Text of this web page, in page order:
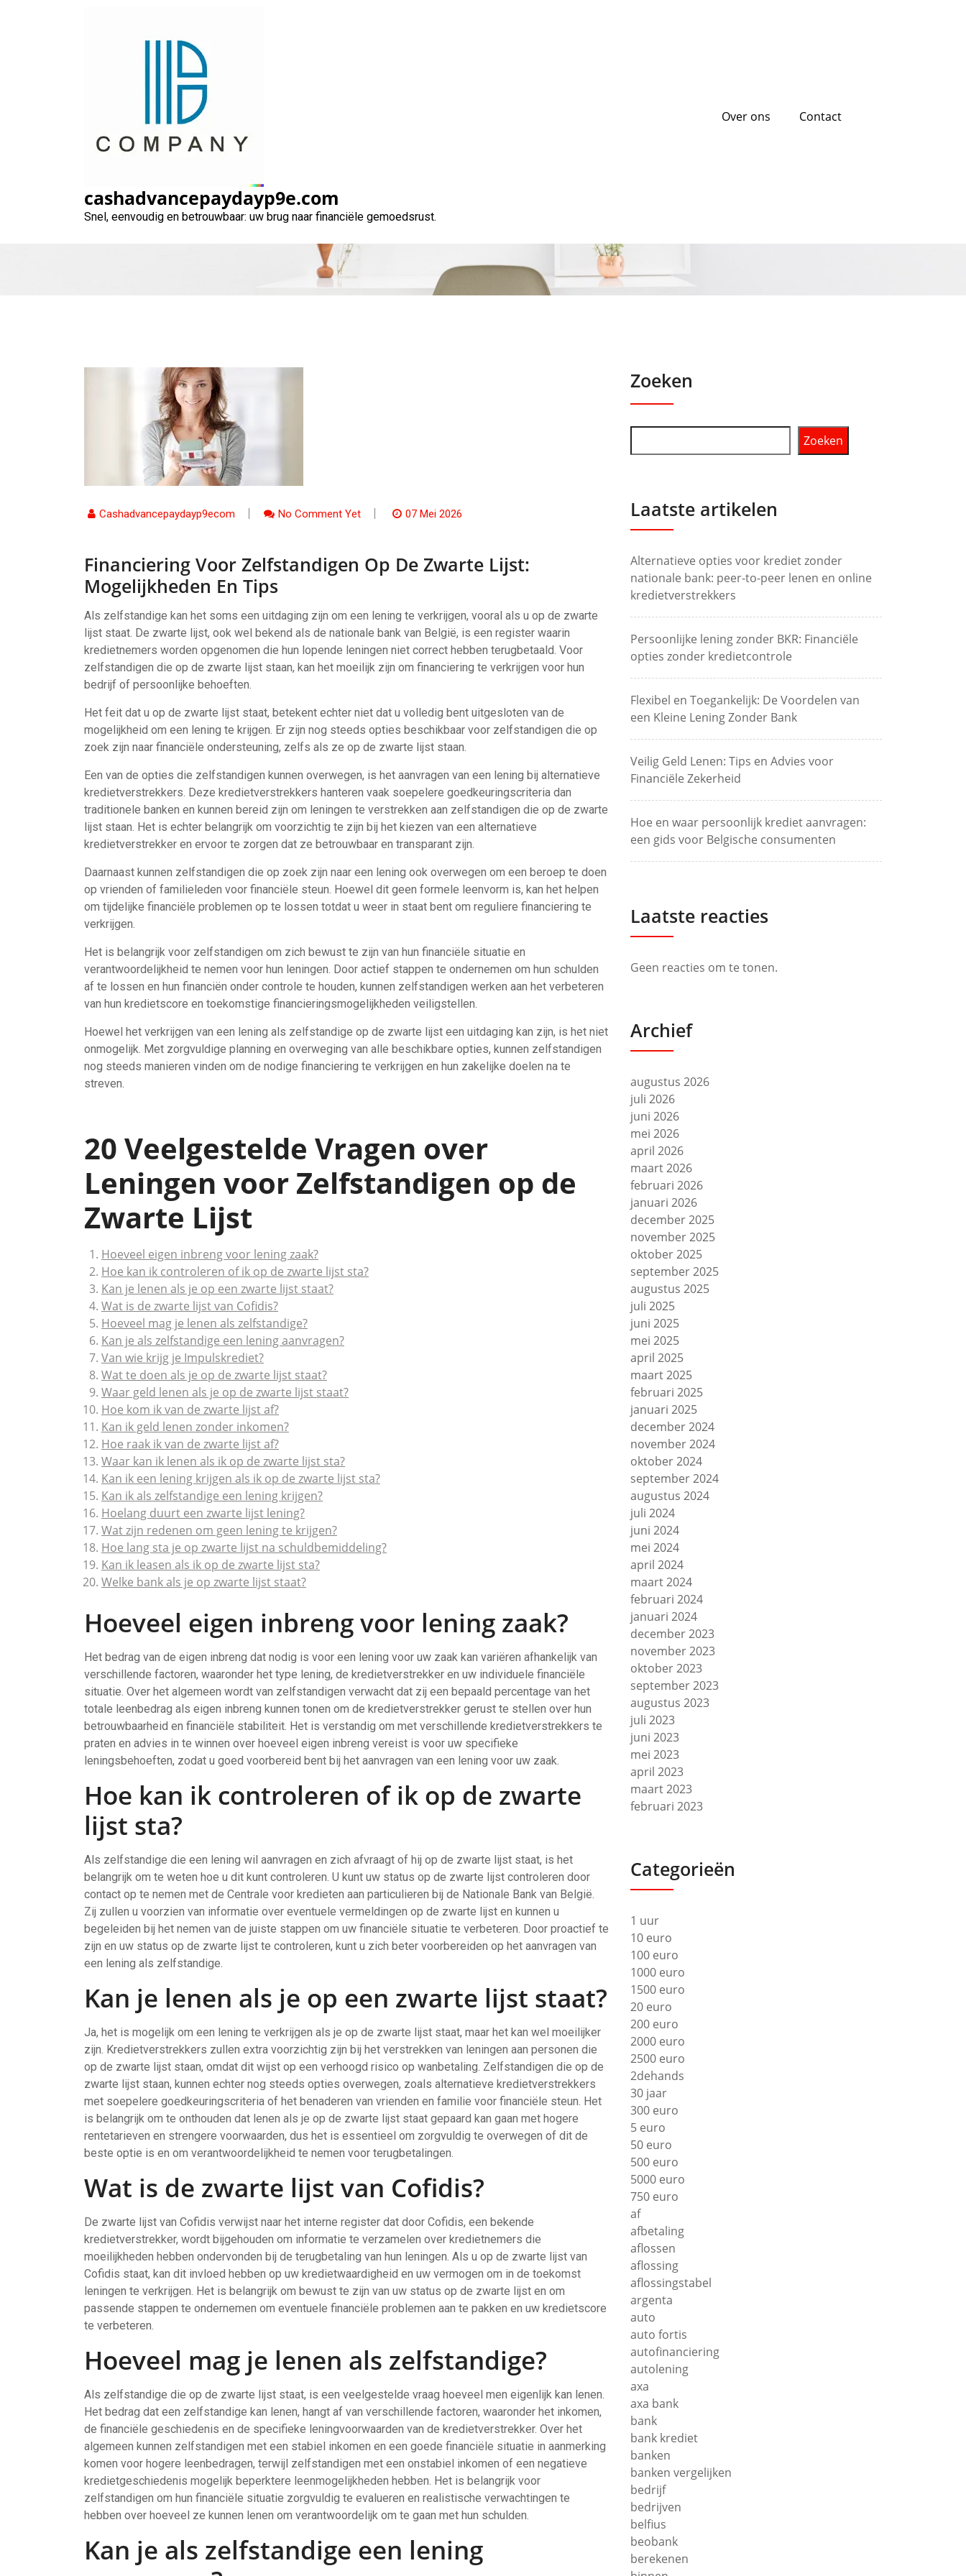
cashadvancepaydayp9e.com
Snel, eenvoudig en betrouwbaar: uw brug naar financiële gemoedsrust.
Over ons Contact
Financiering voor zelfstandigen op de zwarte lijst:
Mogelijkheden en tips
Cashadvancepaydayp9ecom No Comment Yet 07 Mei 2026
Financiering Voor Zelfstandigen Op De Zwarte Lijst:
Mogelijkheden En Tips
Als zelfstandige kan het soms een uitdaging zijn om een lening te verkrijgen, vooral als u op de zwarte
lijst staat. De zwarte lijst, ook wel bekend als de nationale bank van België, is een register waarin
kredietnemers worden opgenomen die hun lopende leningen niet correct hebben terugbetaald. Voor
zelfstandigen die op de zwarte lijst staan, kan het moeilijk zijn om financiering te verkrijgen voor hun
bedrijf of persoonlijke behoeften.
Het feit dat u op de zwarte lijst staat, betekent echter niet dat u volledig bent uitgesloten van de
mogelijkheid om een lening te krijgen. Er zijn nog steeds opties beschikbaar voor zelfstandigen die op
zoek zijn naar financiële ondersteuning, zelfs als ze op de zwarte lijst staan.
Een van de opties die zelfstandigen kunnen overwegen, is het aanvragen van een lening bij alternatieve
kredietverstrekkers. Deze kredietverstrekkers hanteren vaak soepelere goedkeuringscriteria dan
traditionele banken en kunnen bereid zijn om leningen te verstrekken aan zelfstandigen die op de zwarte
lijst staan. Het is echter belangrijk om voorzichtig te zijn bij het kiezen van een alternatieve
kredietverstrekker en ervoor te zorgen dat ze betrouwbaar en transparant zijn.
Daarnaast kunnen zelfstandigen die op zoek zijn naar een lening ook overwegen om een beroep te doen
op vrienden of familieleden voor financiële steun. Hoewel dit geen formele leenvorm is, kan het helpen
om tijdelijke financiële problemen op te lossen totdat u weer in staat bent om reguliere financiering te
verkrijgen.
Het is belangrijk voor zelfstandigen om zich bewust te zijn van hun financiële situatie en
verantwoordelijkheid te nemen voor hun leningen. Door actief stappen te ondernemen om hun schulden
af ​​te lossen en hun financiën onder controle te houden, kunnen zelfstandigen werken aan het verbeteren
van hun kredietscore en toekomstige financieringsmogelijkheden veiligstellen.
Hoewel het verkrijgen van een lening als zelfstandige op de zwarte lijst een uitdaging kan zijn, is het niet
onmogelijk. Met zorgvuldige planning en overweging van alle beschikbare opties, kunnen zelfstandigen
nog steeds manieren vinden om de nodige financiering te verkrijgen en hun zakelijke doelen na te
streven.
20 Veelgestelde Vragen over
Leningen voor Zelfstandigen op de
Zwarte Lijst
Hoeveel eigen inbreng voor lening zaak?
Hoe kan ik controleren of ik op de zwarte lijst sta?
Kan je lenen als je op een zwarte lijst staat?
Wat is de zwarte lijst van Cofidis?
Hoeveel mag je lenen als zelfstandige?
Kan je als zelfstandige een lening aanvragen?
Van wie krijg je Impulskrediet?
Wat te doen als je op de zwarte lijst staat?
Waar geld lenen als je op de zwarte lijst staat?
Hoe kom ik van de zwarte lijst af?
Kan ik geld lenen zonder inkomen?
Hoe raak ik van de zwarte lijst af?
Waar kan ik lenen als ik op de zwarte lijst sta?
Kan ik een lening krijgen als ik op de zwarte lijst sta?
Kan ik als zelfstandige een lening krijgen?
Hoelang duurt een zwarte lijst lening?
Wat zijn redenen om geen lening te krijgen?
Hoe lang sta je op zwarte lijst na schuldbemiddeling?
Kan ik leasen als ik op de zwarte lijst sta?
Welke bank als je op zwarte lijst staat?
Hoeveel eigen inbreng voor lening zaak?
Het bedrag van de eigen inbreng dat nodig is voor een lening voor uw zaak kan variëren afhankelijk van
verschillende factoren, waaronder het type lening, de kredietverstrekker en uw individuele financiële
situatie. Over het algemeen wordt van zelfstandigen verwacht dat zij een bepaald percentage van het
totale leenbedrag als eigen inbreng kunnen tonen om de kredietverstrekker gerust te stellen over hun
betrouwbaarheid en financiële stabiliteit. Het is verstandig om met verschillende kredietverstrekkers te
praten en advies in te winnen over hoeveel eigen inbreng vereist is voor uw specifieke
leningsbehoeften, zodat u goed voorbereid bent bij het aanvragen van een lening voor uw zaak.
Hoe kan ik controleren of ik op de zwarte
lijst sta?
Als zelfstandige die een lening wil aanvragen en zich afvraagt of hij op de zwarte lijst staat, is het
belangrijk om te weten hoe u dit kunt controleren. U kunt uw status op de zwarte lijst controleren door
contact op te nemen met de Centrale voor kredieten aan particulieren bij de Nationale Bank van België.
Zij zullen u voorzien van informatie over eventuele vermeldingen op de zwarte lijst en kunnen u
begeleiden bij het nemen van de juiste stappen om uw financiële situatie te verbeteren. Door proactief te
zijn en uw status op de zwarte lijst te controleren, kunt u zich beter voorbereiden op het aanvragen van
een lening als zelfstandige.
Kan je lenen als je op een zwarte lijst staat?
Ja, het is mogelijk om een lening te verkrijgen als je op de zwarte lijst staat, maar het kan wel moeilijker
zijn. Kredietverstrekkers zullen extra voorzichtig zijn bij het verstrekken van leningen aan personen die
op de zwarte lijst staan, omdat dit wijst op een verhoogd risico op wanbetaling. Zelfstandigen die op de
zwarte lijst staan, kunnen echter nog steeds opties overwegen, zoals alternatieve kredietverstrekkers
met soepelere goedkeuringscriteria of het benaderen van vrienden en familie voor financiële steun. Het
is belangrijk om te onthouden dat lenen als je op de zwarte lijst staat gepaard kan gaan met hogere
rentetarieven en strengere voorwaarden, dus het is essentieel om zorgvuldig te overwegen of dit de
beste optie is en om verantwoordelijkheid te nemen voor terugbetalingen.
Wat is de zwarte lijst van Cofidis?
De zwarte lijst van Cofidis verwijst naar het interne register dat door Cofidis, een bekende
kredietverstrekker, wordt bijgehouden om informatie te verzamelen over kredietnemers die
moeilijkheden hebben ondervonden bij de terugbetaling van hun leningen. Als u op de zwarte lijst van
Cofidis staat, kan dit invloed hebben op uw kredietwaardigheid en uw vermogen om in de toekomst
leningen te verkrijgen. Het is belangrijk om bewust te zijn van uw status op de zwarte lijst en om
passende stappen te ondernemen om eventuele financiële problemen aan te pakken en uw kredietscore
te verbeteren.
Hoeveel mag je lenen als zelfstandige?
Als zelfstandige die op de zwarte lijst staat, is een veelgestelde vraag hoeveel men eigenlijk kan lenen.
Het bedrag dat een zelfstandige kan lenen, hangt af van verschillende factoren, waaronder het inkomen,
de financiële geschiedenis en de specifieke leningvoorwaarden van de kredietverstrekker. Over het
algemeen kunnen zelfstandigen met een stabiel inkomen en een goede financiële situatie in aanmerking
komen voor hogere leenbedragen, terwijl zelfstandigen met een onstabiel inkomen of een negatieve
kredietgeschiedenis mogelijk beperktere leenmogelijkheden hebben. Het is belangrijk voor
zelfstandigen om hun financiële situatie zorgvuldig te evalueren en realistische verwachtingen te
hebben over hoeveel ze kunnen lenen om verantwoordelijk om te gaan met hun schulden.
Kan je als zelfstandige een lening
Zoeken
Zoeken
Laatste artikelen
Alternatieve opties voor krediet zonder
nationale bank: peer-to-peer lenen en online
kredietverstrekkers
Persoonlijke lening zonder BKR: Financiële
opties zonder kredietcontrole
Flexibel en Toegankelijk: De Voordelen van
een Kleine Lening Zonder Bank
Veilig Geld Lenen: Tips en Advies voor
Financiële Zekerheid
Hoe en waar persoonlijk krediet aanvragen:
een gids voor Belgische consumenten
Laatste reacties
Geen reacties om te tonen.
Archief
augustus 2026
juli 2026
juni 2026
mei 2026
april 2026
maart 2026
februari 2026
januari 2026
december 2025
november 2025
oktober 2025
september 2025
augustus 2025
juli 2025
juni 2025
mei 2025
april 2025
maart 2025
februari 2025
januari 2025
december 2024
november 2024
oktober 2024
september 2024
augustus 2024
juli 2024
juni 2024
mei 2024
april 2024
maart 2024
februari 2024
januari 2024
december 2023
november 2023
oktober 2023
september 2023
augustus 2023
juli 2023
juni 2023
mei 2023
april 2023
maart 2023
februari 2023
Categorieën
1 uur
10 euro
100 euro
1000 euro
1500 euro
20 euro
200 euro
2000 euro
2500 euro
2dehands
30 jaar
300 euro
5 euro
50 euro
500 euro
5000 euro
750 euro
af
afbetaling
aflossen
aflossing
aflossingstabel
argenta
auto
auto fortis
autofinanciering
autolening
axa
axa bank
bank
bank krediet
banken
banken vergelijken
bedrijf
bedrijven
belfius
beobank
berekenen